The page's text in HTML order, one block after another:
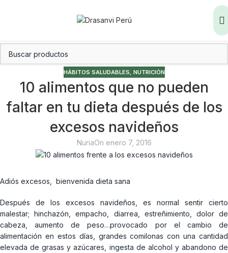
HÁBITOS SALUDABLES, NUTRICIÓN
10 alimentos que no pueden
faltar en tu dieta después de los
excesos navideños
NuriaOn enero 7, 2016
Adiós excesos, bienvenida dieta sana
Después de los excesos navideños, es normal sentir cierto
malestar; hinchazón, empacho, diarrea, estreñimiento, dolor de
cabeza, aumento de peso…provocado por el cambio de
alimentación en estos días, grandes comilonas con una cantidad
elevada de grasas y azúcares, ingesta de alcohol y abandono de